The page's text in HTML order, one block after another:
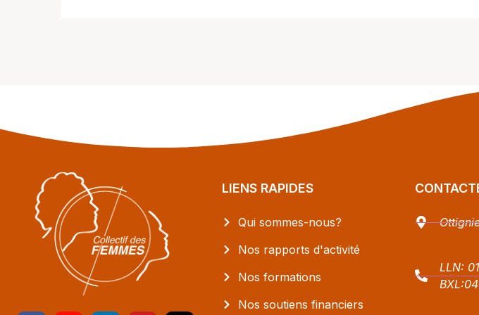
LIENS RAPIDES
Qui sommes-nous?
Nos rapports d'activité
Nos formations
Nos soutiens financiers
LLN:
BXL: